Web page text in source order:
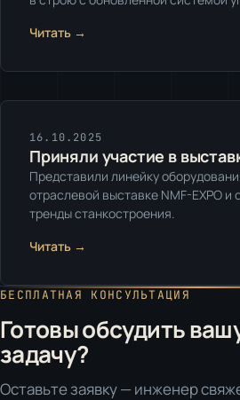
Читать →
16.10.2025
Приняли участие в
Представили линейку
отраслевой выставке NMF-EXPO и
тренды станкостроения.
Читать →
БЕСПЛАТНАЯ КОНСУЛЬТАЦИЯ
Готовы обсудить
задачу?
Оставьте заявку — инженер